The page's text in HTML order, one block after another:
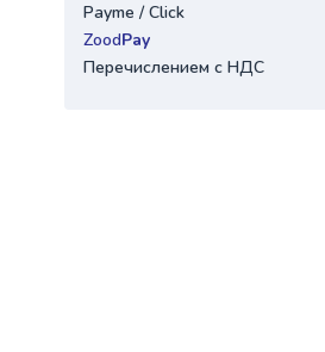
Payme / Click
ZoodPay
Перечислением с НДС